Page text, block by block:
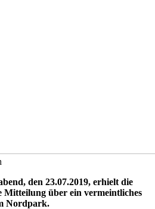
den 23.07.2019, erhielt die
Mitteilung über ein vermeintliches
Nordpark.